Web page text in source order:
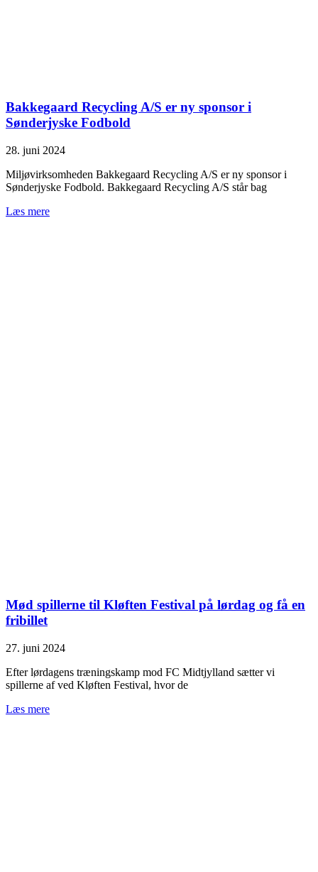
Bakkegaard Recycling A/S er ny sponsor i
Sønderjyske Fodbold
28. juni 2024
Miljøvirksomheden Bakkegaard Recycling A/S er ny sponsor i
Sønderjyske Fodbold. Bakkegaard Recycling A/S står bag
Læs mere
Mød spillerne til Kløften Festival på lørdag og få en
fribillet
27. juni 2024
Efter lørdagens træningskamp mod FC Midtjylland sætter vi
spillerne af ved Kløften Festival, hvor de
Læs mere